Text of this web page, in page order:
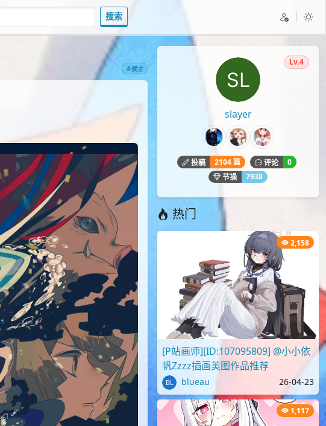
搜索
#楼主
slayer
Lv.4
投稿 2104 篇 评论
0
节操
7938
热门
2,158
[P站画师][ID:107095809] @小小依
帆Zzzz插画美图作品推荐
blueau 26-04-23
1,117